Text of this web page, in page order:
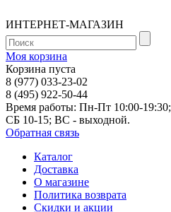
ИНТЕРНЕТ-МАГАЗИН
Моя корзина
Корзина пуста
8 (977) 033-23-02
8 (495) 922-50-44
Время работы: Пн-Пт 10:00-19:30;
СБ 10-15; ВС - выходной.
Обратная связь
Каталог
Доставка
О магазине
Политика возврата
Скидки и акции